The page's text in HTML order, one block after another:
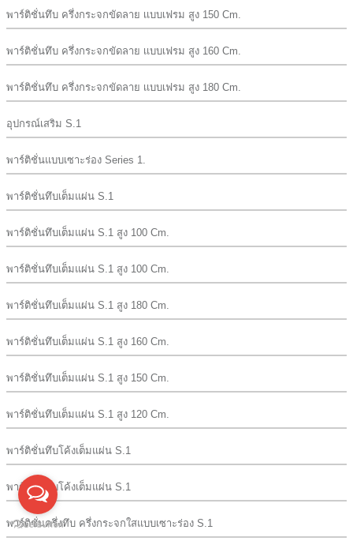
พาร์ติชั่นทึบ ครึ่งกระจกขัดลาย เเบบเฟรม สูง 150 Cm.
พาร์ติชั่นทึบ ครึ่งกระจกขัดลาย เเบบเฟรม สูง 160 Cm.
พาร์ติชั่นทึบ ครึ่งกระจกขัดลาย เเบบเฟรม สูง 180 Cm.
อุปกรณ์เสริม S.1
พาร์ติชั่นแบบเซาะร่อง Series 1.
พาร์ติชั่นทึบเต็มแผ่น S.1
พาร์ติชั่นทึบเต็มแผ่น S.1 สูง 100 Cm.
พาร์ติชั่นทึบเต็มแผ่น S.1 สูง 100 Cm.
พาร์ติชั่นทึบเต็มแผ่น S.1 สูง 180 Cm.
พาร์ติชั่นทึบเต็มแผ่น S.1 สูง 160 Cm.
พาร์ติชั่นทึบเต็มแผ่น S.1 สูง 150 Cm.
พาร์ติชั่นทึบเต็มแผ่น S.1 สูง 120 Cm.
พาร์ติชั่นทึบโค้งเต็มแผ่น S.1
พาร์ติชั่นทึบโค้งเต็มแผ่น S.1
พาร์ติชั่นครึ่งทึบ ครึ่งกระจกใสแบบเซาะร่อง S.1